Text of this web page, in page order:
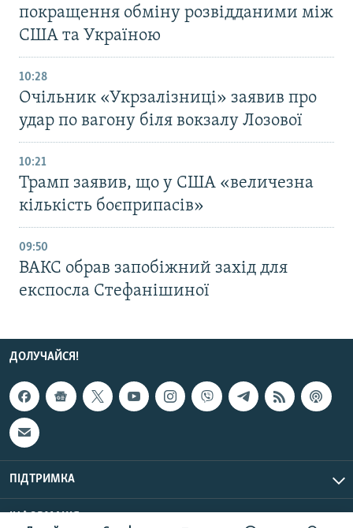
покращення обміну розвідданими між
США та Україною
10:28
Очільник «Укрзалізниці» заявив про
удар по вагону біля вокзалу Лозової
10:21
Трамп заявив, що у США «величезна
кількість боєприпасів»
09:50
ВАКС обрав запобіжний захід для
експосла Стефанішиної
ДОЛУЧАЙСЯ!
ПІДТРИМКА